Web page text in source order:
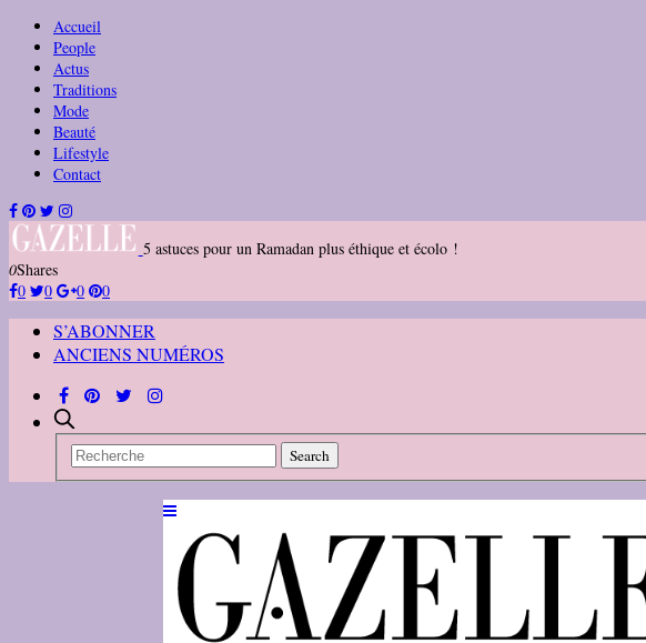
Accueil
People
Actus
Traditions
Mode
Beauté
Lifestyle
Contact
5 astuces pour un Ramadan plus éthique et écolo !
0Shares
0
0 0 0
S’ABONNER
ANCIENS NUMÉROS